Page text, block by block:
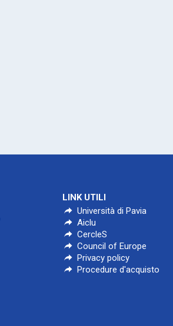
LINK UTILI
Università di Pavia
Aiclu
CercleS
Council of Europe
Privacy policy
Procedure d'acquisto